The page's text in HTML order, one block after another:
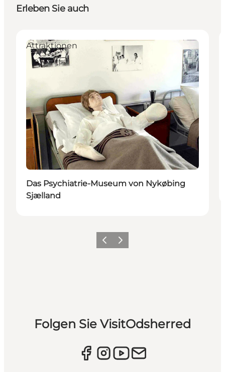
Erleben Sie auch
Attraktionen
Das Psychiatrie-Museum von Nykøbing
Sjælland
Vorherige Folie
Nächste Folie
Folgen Sie VisitOdsherred